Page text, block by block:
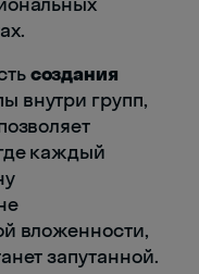
создания
внутри групп,
каждый
вложенности,
запутанной.